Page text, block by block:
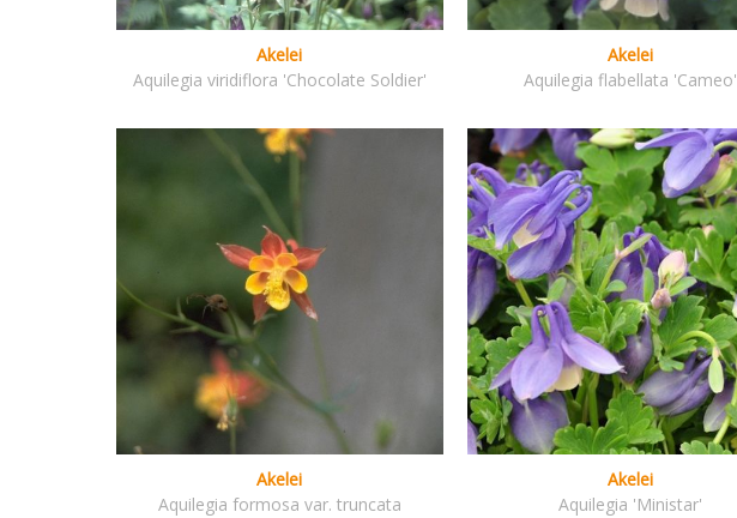
Akelei
Aquilegia viridiflora 'Chocolate Soldier'
Akelei
Aquilegia flabellata 'Cameo'
Akelei
Aquilegia formosa var. truncata
Akelei
Aquilegia 'Ministar'